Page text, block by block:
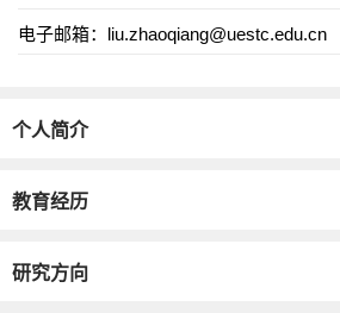
电子邮箱： liu.zhaoqiang@uestc.edu.cn
个人简介
教育经历
研究方向